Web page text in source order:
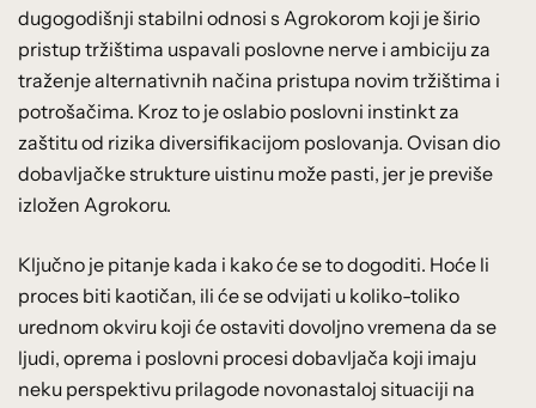
dugogodišnji stabilni odnosi s Agrokorom koji je širio
pristup tržištima uspavali poslovne nerve i ambiciju za
traženje alternativnih načina pristupa novim tržištima i
potrošačima. Kroz to je oslabio poslovni instinkt za
zaštitu od rizika diversifikacijom poslovanja. Ovisan dio
dobavljačke strukture uistinu može pasti, jer je previše
izložen Agrokoru.
Ključno je pitanje kada i kako će se to dogoditi. Hoće li
proces biti kaotičan, ili će se odvijati u koliko-toliko
urednom okviru koji će ostaviti dovoljno vremena da se
ljudi, oprema i poslovni procesi dobavljača koji imaju
neku perspektivu prilagode novonastaloj situaciji na